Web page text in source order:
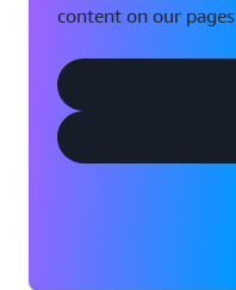
content on our pages